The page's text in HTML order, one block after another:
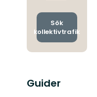
och
Sök
kollektivtrafik
Guider